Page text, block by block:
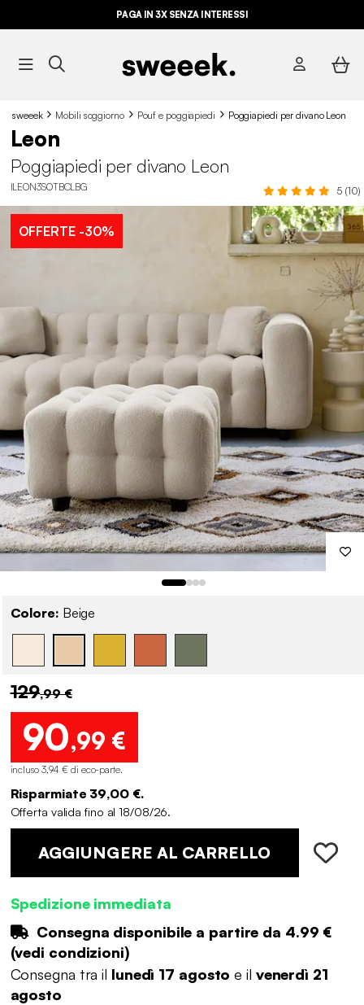
PAGA IN 3X SENZA INTERESSI
sweeek Mobili soggiorno Pouf e poggiapiedi Poggiapiedi per divano Leon
Leon
Poggiapiedi per divano Leon
ILEON3SOTBCLBG 5 (10)
OFFERTE-30%
Colore: Beige
129,99 €
90,99 €
incluso 3,94 € di eco-parte.
Risparmiate 39,00 €.
Offerta valida fino al 18/08/26.
AGGIUNGERE AL CARRELLO
Spedizione immediata
Consegna disponibile a partire da 4.99 €
(vedi condizioni)
Consegna tra il lunedì 17 agosto e il venerdì 21
agosto